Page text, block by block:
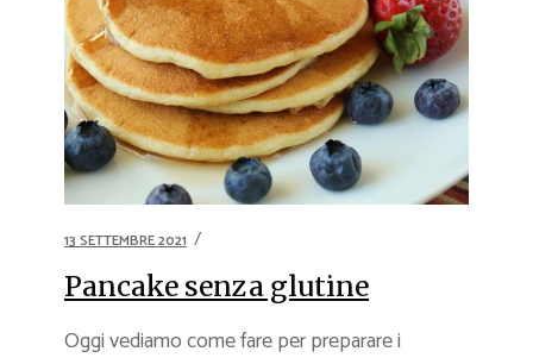
13 SETTEMBRE 2021
Pancake senza glutine
Oggi vediamo come fare per preparare i